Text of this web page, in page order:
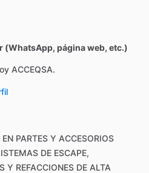
(WhatsApp, página web, etc.)
ACCEQSA.
EN PARTES Y ACCESORIOS
DE ESCAPE,
Y REFACCIONES DE ALTA